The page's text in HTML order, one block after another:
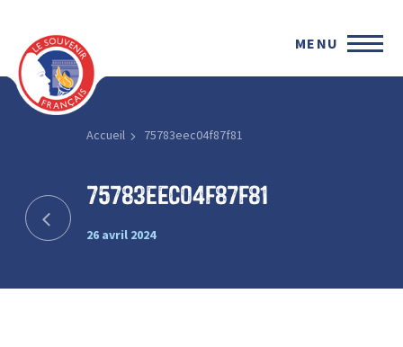
MENU
Accueil 75783eec04f87f81
75783eec04f87f81
26 avril 2024